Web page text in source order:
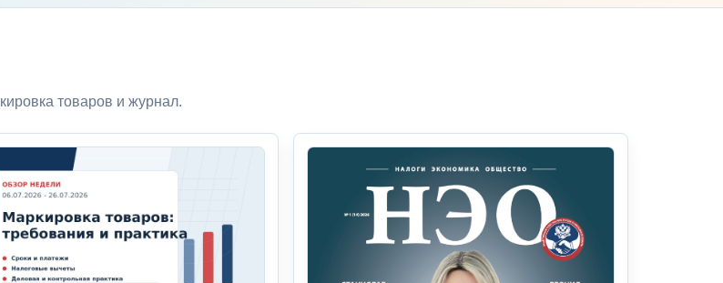
товаров и журнал.